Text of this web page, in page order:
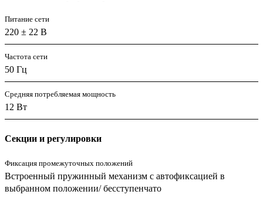
Питание сети
220 ± 22 В
Частота сети
50 Гц
Средняя потребляемая мощность
12 Вт
Секции и регулировки
Фиксация промежуточных положений
Встроенный пружинный механизм с автофиксацией в
выбранном положении/ бесступенчато